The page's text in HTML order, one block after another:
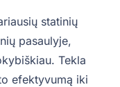
statinių
pasaulyje,
Tekla
efektyvumą iki